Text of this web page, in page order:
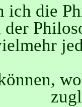
ich die
der